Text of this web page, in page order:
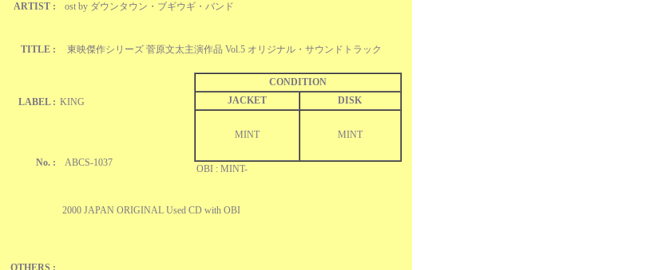
ARTIST : ost by ダウンタウン・ブギウギ・バンド
TITLE : 東映傑作シリーズ 菅原文太主演作品 Vol.5 オリジナル・サウンドトラック
LABEL : KING
CONDITION
JACKET
DISK
MINT MINT
OBI : MINT-
No. : ABCS-1037
OTHERS :
2000 JAPAN ORIGINAL Used CD with OBI